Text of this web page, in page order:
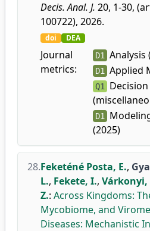
Decis. Anal. J. 20, 1-30,
100722), 2026.
doi DEA
Journal
metrics:
D1 Analysis
D1 Applied
Q1 Decision
D1
(2025)
28.Feketéné Posta, E.,
L., Fekete, I., Várkonyi,
Z.: Across Kingdoms:
Mycobiome, and
Diseases: Mechanistic